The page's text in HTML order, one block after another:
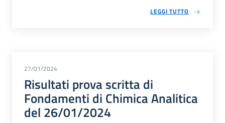
LEGGI TUTTO
27/01/2024
Risultati prova scritta di
Fondamenti di Chimica Analitica
del 26/01/2024